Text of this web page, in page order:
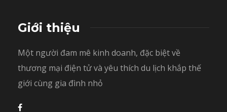
Giới thiệu
Một người đam mê kinh doanh, đặc biệt về
thương mại điện tử và yêu thích du lịch khắp thế
giới cùng gia đình nhỏ